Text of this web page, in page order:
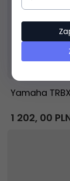
Produkt
Yamaha
1 202, 00